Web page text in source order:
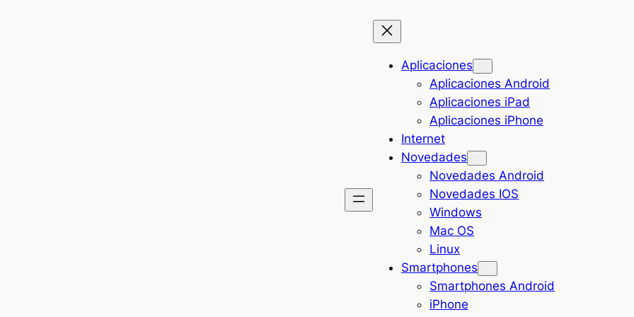
Aplicaciones
Aplicaciones Android
Aplicaciones iPad
Aplicaciones iPhone
Internet
Novedades
Novedades Android
Novedades IOS
Windows
Mac OS
Linux
Smartphones
Smartphones Android
iPhone